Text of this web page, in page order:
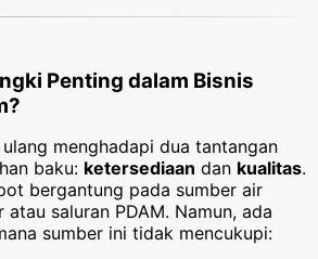
Penting dalam Bisnis
menghadapi dua tantangan
baku: ketersediaan dan kualitas.
bergantung pada sumber air
saluran PDAM. Namun, ada
sumber ini tidak mencukupi: